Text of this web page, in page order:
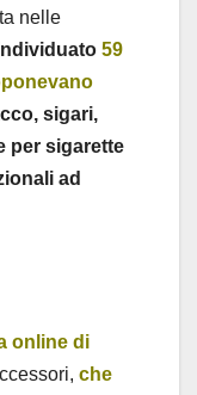
nelle
59
sigari,
per sigarette
ad
online di
che